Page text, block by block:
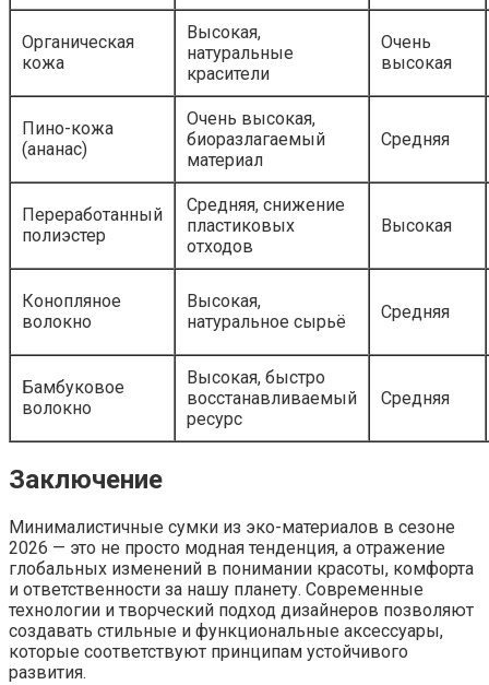
Органическая
кожа
Высокая,
натуральные
красители
Очень
высокая
Пино-кожа
(ананас)
Очень высокая,
биоразлагаемый
материал
Средняя
Переработанный
полиэстер
Средняя, снижение
пластиковых
отходов
Высокая
Конопляное
волокно
Высокая,
натуральное сырьё
Средняя
Бамбуковое
волокно
Высокая, быстро
восстанавливаемый
ресурс
Средняя
Заключение
Минималистичные сумки из эко-материалов в сезоне
2026 — это не просто модная тенденция, а отражение
глобальных изменений в понимании красоты, комфорта
и ответственности за нашу планету. Современные
технологии и творческий подход дизайнеров позволяют
создавать стильные и функциональные аксессуары,
которые соответствуют принципам устойчивого
развития.